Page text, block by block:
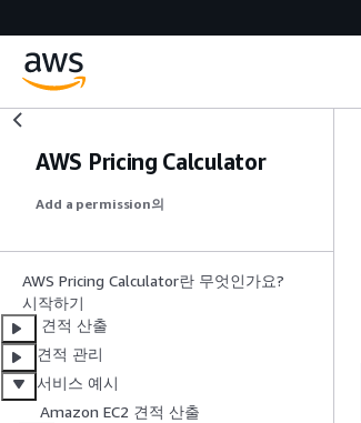
AWS Pricing Calculator
Add a permission의
AWS Pricing Calculator란 무엇인가요?
시작하기
견적 산출
견적 관리
서비스 예시
Amazon EC2 견적 산출